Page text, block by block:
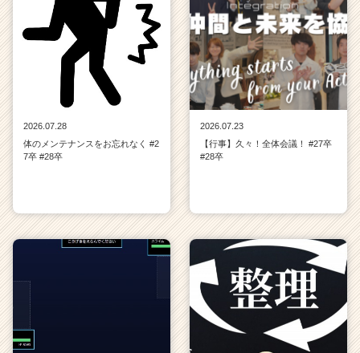
2026.07.28
体のメンテナンスをお忘れなく #2
7卒 #28卒
2026.07.23
【行事】久々！全体会議！ #27卒
#28卒